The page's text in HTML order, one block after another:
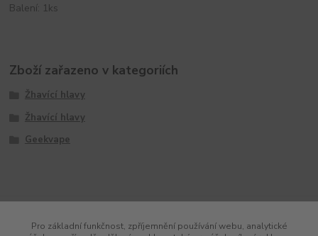
Balení: 1ks
Zboží zařazeno v kategoriích
Žhavící hlavy
Žhavící hlavy
Geekvape
Pro základní funkčnost, zpříjemnění používání webu, analytické